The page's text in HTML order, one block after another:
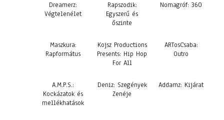
Dreamerz:
Végtelenélet
Rapszodik:
Egyszerű és
őszinte
Nomagróf: 360
Maszkura:
Rapformátus
Kojsz Productions
Presents: Hip Hop
For All
ARTosCsaba:
Outro
A.M.P.S.:
Kockázatok és
mellékhatások
Deniz: Szegények
Zenéje
Addamz: Kijárat